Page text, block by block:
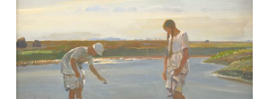
–
Mädchen
am
Wasser